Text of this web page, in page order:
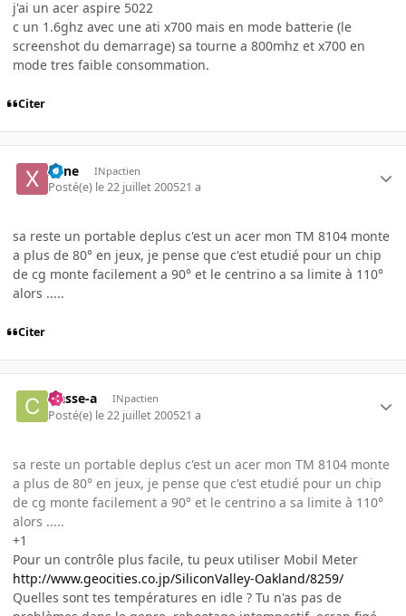
j'ai un acer aspire 5022
c un 1.6ghz avec une ati x700 mais en mode batterie (le
screenshot du demarrage) sa tourne a 800mhz et x700 en
mode tres faible consommation.
Citer
xone INpactien
Posté(e) le 22 juillet 200521 a
sa reste un portable deplus c'est un acer mon TM 8104 monte
a plus de 80° en jeux, je pense que c'est etudié pour un chip
de cg monte facilement a 90° et le centrino a sa limite à 110°
alors .....
Citer
classe-a INpactien
Posté(e) le 22 juillet 200521 a
sa reste un portable deplus c'est un acer mon TM 8104 monte
a plus de 80° en jeux, je pense que c'est etudié pour un chip
de cg monte facilement a 90° et le centrino a sa limite à 110°
alors .....
+1
Pour un contrôle plus facile, tu peux utiliser Mobil Meter
http://www.geocities.co.jp/SiliconValley-Oakland/8259/
Quelles sont tes températures en idle ? Tu n'as pas de